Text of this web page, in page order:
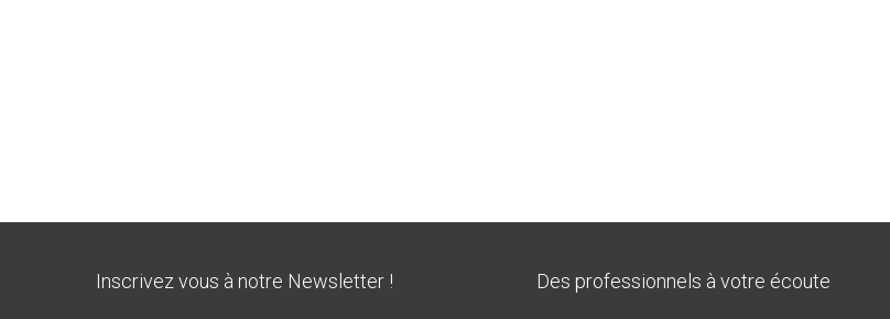
Inscrivez vous à notre Newsletter ! Des professionnels à votre écoute